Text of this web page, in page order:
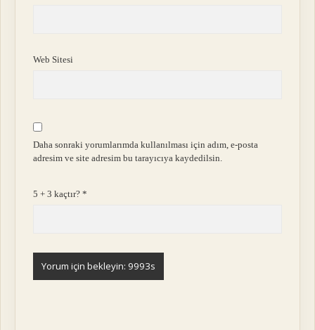
Web Sitesi
Daha sonraki yorumlarımda kullanılması için adım, e-posta
adresim ve site adresim bu tarayıcıya kaydedilsin.
5 + 3 kaçtır?*